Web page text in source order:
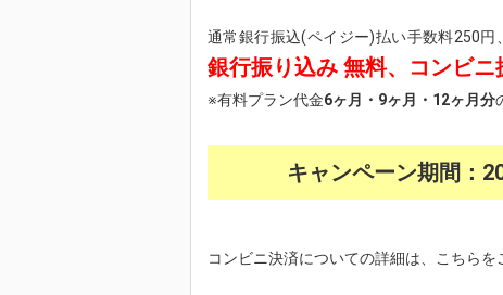
通常銀行振込(ペイジー)払い手数料250
銀行振り込み 無料、コンビニ
※有料プラン代金6ヶ月・9ヶ月・12ヶ月分
キャンペーン期間：
コンビニ決済についての詳細は、こちらを